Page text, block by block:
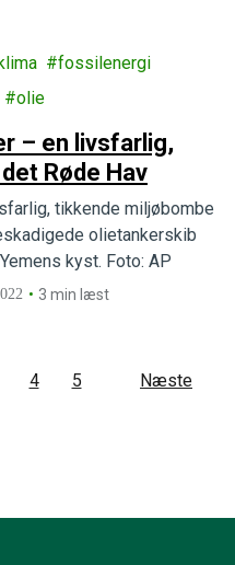
klima
fossilenergi
olie
– en livsfarlig,
Røde Hav
tikkende miljøbombe
olietankerskib
kyst. Foto: AP
3 min læst
4 5 Næste